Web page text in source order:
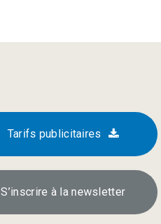
Tarifs publicitaires
S’inscrire à la newsletter